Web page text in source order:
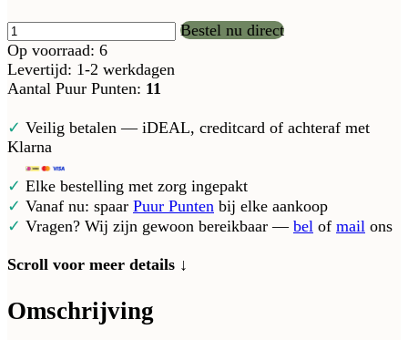
Bestel nu direct
Op voorraad: 6
Levertijd: 1-2 werkdagen
Aantal Puur Punten: 11
✓ Veilig betalen — iDEAL, creditcard of achteraf met
Klarna
✓ Elke bestelling met zorg ingepakt
✓ Vanaf nu: spaar Puur Punten bij elke aankoop
✓ Vragen? Wij zijn gewoon bereikbaar — bel of mail ons
Scroll voor meer details ↓
Omschrijving